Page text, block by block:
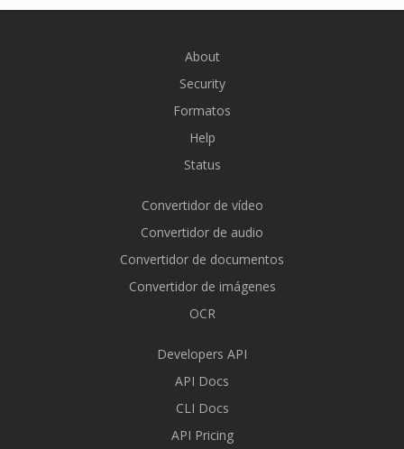
About
Security
Formatos
Help
Status
Convertidor de vídeo
Convertidor de audio
Convertidor de documentos
Convertidor de imágenes
OCR
Developers API
API Docs
CLI Docs
API Pricing